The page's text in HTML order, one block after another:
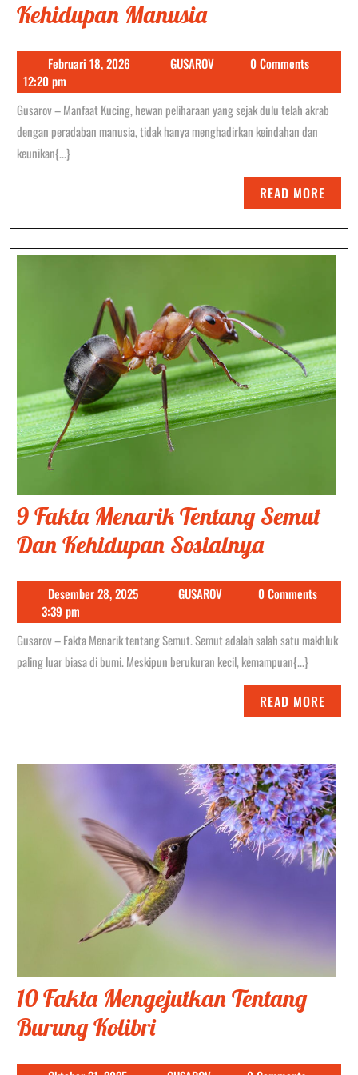
Kehidupan Manusia10
Kucing
Dalam
Kehidupan
Februari 18, 2026Februari
2026
GUSAROVGUSAROV0 Comments
12:20 pm
Gusarov – Manfaat Kucing, hewan peliharaan yang sejak dulu telah akrab
dengan peradaban manusia, tidak hanya menghadirkan keindahan dan
keunikan{...}
READ MORE
MORE
9 Fakta Menarik Tentang Semut
Dan Kehidupan Sosialnya9
Menarik
Tentang
Semut
Dan
Sosialnya
Desember 28, 2025Desember
2025
GUSAROVGUSAROV0 Comments
3:39 pm
Gusarov – Fakta Menarik tentang Semut. Semut adalah salah satu makhluk
paling luar biasa di bumi. Meskipun berukuran kecil, kemampuan{...}
READ MORE
MORE
10 Fakta Mengejutkan Tentang
Burung Kolibri10